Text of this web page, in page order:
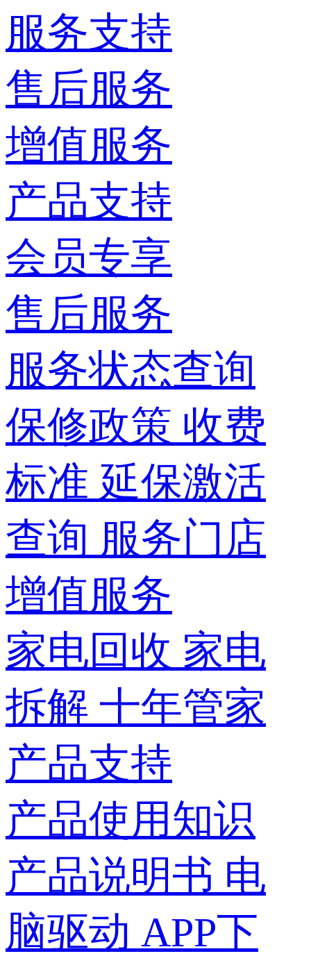
服务支持
售后服务
增值服务
产品支持
会员专享
售后服务
服务状态查询
保修政策 收费
标准 延保激活
查询 服务门店
增值服务
家电回收 家电
拆解 十年管家
产品支持
产品使用知识
产品说明书 电
脑驱动 APP下